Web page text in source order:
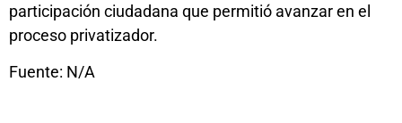
participación ciudadana que permitió avanzar en el
proceso privatizador.
Fuente: N/A